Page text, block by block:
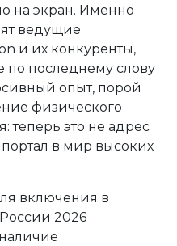
на экран. Именно
ведущие
и их конкуренты,
по последнему слову
опыт, порой
физического
теперь это не адрес
в мир высоких
включения в
2026